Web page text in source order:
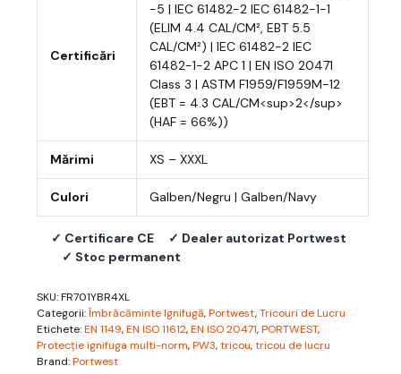
Certificări
-5 | IEC 61482-2 IEC 61482-1-1
(ELIM 4.4 CAL/CM², EBT 5.5
CAL/CM²) | IEC 61482-2 IEC
61482-1-2 APC 1 | EN ISO 20471
Class 3 | ASTM F1959/F1959M-12
(EBT = 4.3 CAL/CM<sup>2</sup>
(HAF = 66%))
Mărimi XS – XXXL
Culori Galben/Negru | Galben/Navy
✓ Certificare CE
✓ Dealer autorizat Portwest
✓ Stoc permanent
SKU:FR701YBR4XL
Categorii:Îmbrăcăminte Ignifugă,Portwest,Tricouri de Lucru
Etichete:EN 1149,EN ISO 11612,EN ISO 20471,PORTWEST,
Protecție ignifuga multi-norm,PW3,tricou,tricou de lucru
Brand:Portwest